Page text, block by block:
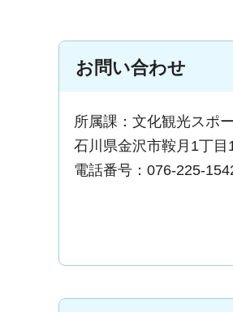
お問い合わせ
所属課：文化観光スポ
石川県金沢市鞍月1丁目
電話番号：076-225-